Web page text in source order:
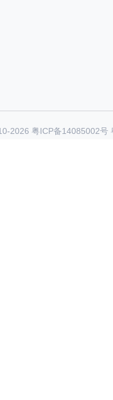
2026 粤ICP备14085002号